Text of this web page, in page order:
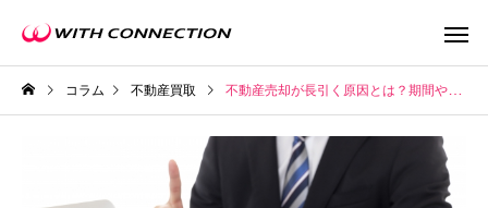
コラム 不動産買取 不動産売却が長引く原因とは？期間や対処法についてもご紹介